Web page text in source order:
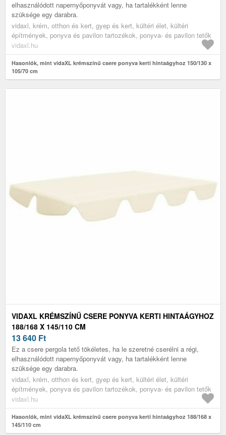
elhasználódott napernyőponyvát vagy, ha tartalékként lenne
szüksége egy darabra.
vidaxl, krém, otthon és kert, gyep és kert, kültéri élet, kültéri
építmények, ponyva és pavilon tartozékok, ponyva- és pavilon tetők
vidaxl.hu
Hasonlók, mint vidaXL krémszínű csere ponyva kerti hintaágyhoz 150/130 x
105/70 cm
VIDAXL KRÉMSZÍNŰ CSERE PONYVA KERTI HINTAÁGYHOZ
188/168 X 145/110 CM
13 640 Ft
Ez a csere pergola tető tökéletes, ha le szeretné cserélni a régi,
elhasználódott napernyőponyvát vagy, ha tartalékként lenne
szüksége egy darabra.
vidaxl, krém, otthon és kert, gyep és kert, kültéri élet, kültéri
építmények, ponyva és pavilon tartozékok, ponyva- és pavilon tetők
vidaxl.hu
Hasonlók, mint vidaXL krémszínű csere ponyva kerti hintaágyhoz 188/168 x
145/110 cm